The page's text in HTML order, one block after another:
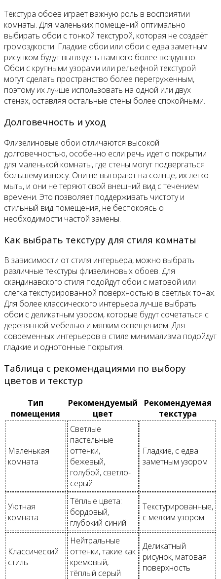
Текстура обоев играет важную роль в восприятии
комнаты. Для маленьких помещений оптимально
выбирать обои с тонкой текстурой, которая не создаёт
громоздкости. Гладкие обои или обои с едва заметным
рисунком будут выглядеть намного более воздушно.
Обои с крупными узорами или рельефной текстурой
могут сделать пространство более перегруженным,
поэтому их лучше использовать на одной или двух
стенах, оставляя остальные стены более спокойными.
Долговечность и уход
Флизелиновые обои отличаются высокой
долговечностью, особенно если речь идет о покрытии
для маленькой комнаты, где стены могут подвергаться
большему износу. Они не выгорают на солнце, их легко
мыть, и они не теряют свой внешний вид с течением
времени. Это позволяет поддерживать чистоту и
стильный вид помещения, не беспокоясь о
необходимости частой замены.
Как выбрать текстуру для стиля комнаты
В зависимости от стиля интерьера, можно выбрать
различные текстуры флизелиновых обоев. Для
скандинавского стиля подойдут обои с матовой или
слегка текстурированной поверхностью в светлых тонах.
Для более классического интерьера лучше выбрать
обои с деликатным узором, которые будут сочетаться с
деревянной мебелью и мягким освещением. Для
современных интерьеров в стиле минимализма подойдут
гладкие и однотонные покрытия.
Таблица с рекомендациями по выбору
цветов и текстур
Тип
помещения
Рекомендуемый
цвет
Рекомендуемая
текстура
Маленькая
комната
Светлые
пастельные
оттенки,
бежевый,
голубой, светло-
серый
Гладкие, с едва
заметным узором
Уютная
комната
Тёплые цвета:
бордовый,
глубокий синий
Текстурированные,
с мелким узором
Классический
стиль
Нейтральные
оттенки, такие как
кремовый,
тёплый серый
Деликатный
рисунок, матовая
поверхность